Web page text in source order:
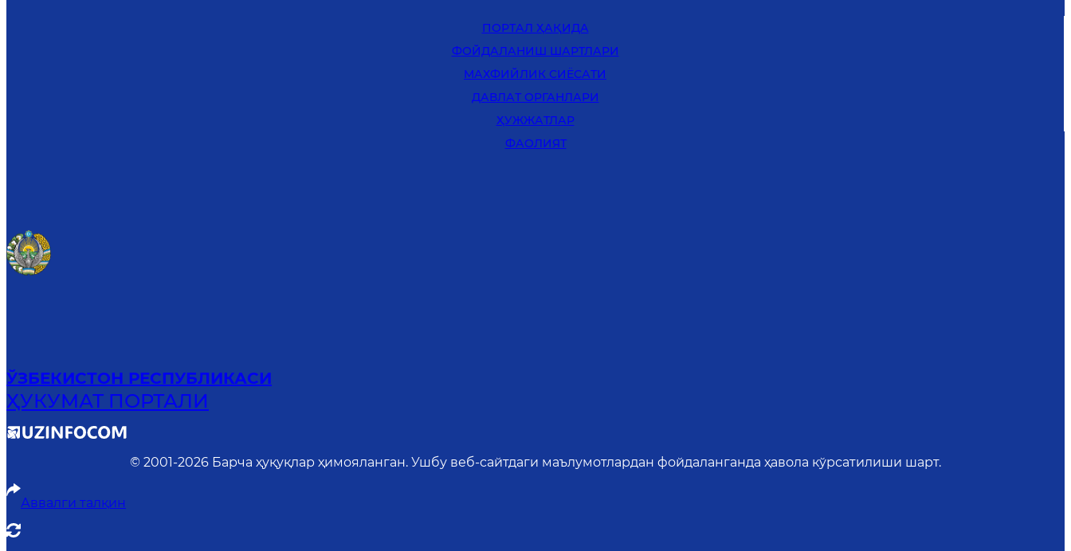
ПОРТАЛ ҲАҚИДА
ФОЙДАЛАНИШ ШАРТЛАРИ
MАХФИЙЛИК СИЁСАТИ
ДАВЛАТ ОРГАНЛАРИ
ҲУЖЖАТЛАР
ФАОЛИЯТ
ЎЗБЕКИСТОН РЕСПУБЛИКАСИ
ҲУКУМАТ ПОРТАЛИ
© 2001-2026 Барча ҳуқуқлар ҳимояланган. Ушбу веб-сайтдаги маълумотлардан фойдаланганда ҳавола кўрсатилиши шарт.
Аввалги талқин